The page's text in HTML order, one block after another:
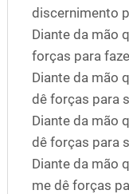
discernimento
Diante da mão
forças para
Diante da mão
dê forças para
Diante da mão
dê forças para
Diante da mão
me dê forças